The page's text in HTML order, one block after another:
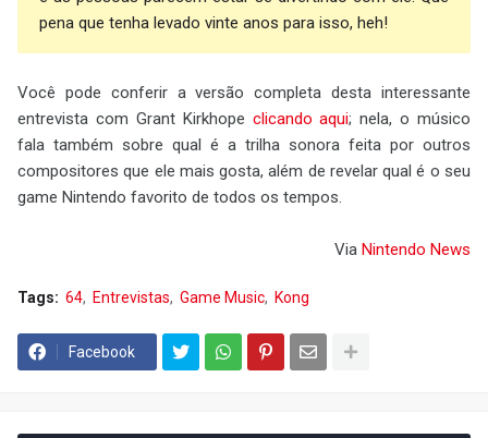
pena que tenha levado vinte anos para isso, heh!
Você pode conferir a versão completa desta interessante
entrevista com Grant Kirkhope clicando aqui; nela, o músico
fala também sobre qual é a trilha sonora feita por outros
compositores que ele mais gosta, além de revelar qual é o seu
game Nintendo favorito de todos os tempos.
Via Nintendo News
Tags: 64 Entrevistas Game Music Kong
Facebook